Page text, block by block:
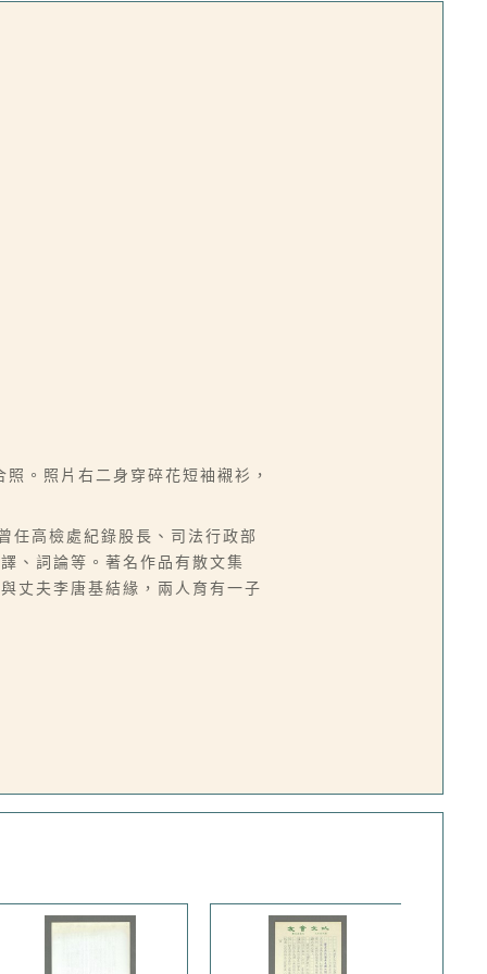
。照片右二身穿碎花短袖襯衫，
任高檢處紀錄股長、司法行政部
、詞論等。著名作品有散文集
丈夫李唐基結緣，兩人育有一子